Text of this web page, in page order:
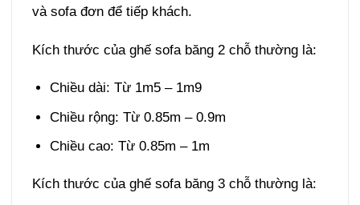
và sofa đơn để tiếp khách.
Kích thước của ghế sofa băng 2 chỗ thường là:
Chiều dài: Từ 1m5 – 1m9
Chiều rộng: Từ 0.85m – 0.9m
Chiều cao: Từ 0.85m – 1m
Kích thước của ghế sofa băng 3 chỗ thường là: